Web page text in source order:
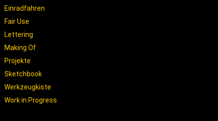
Einradfahren
Fair Use
Lettering
Making Of
Projekte
Sketchbook
Werkzeugkiste
Work in Progress